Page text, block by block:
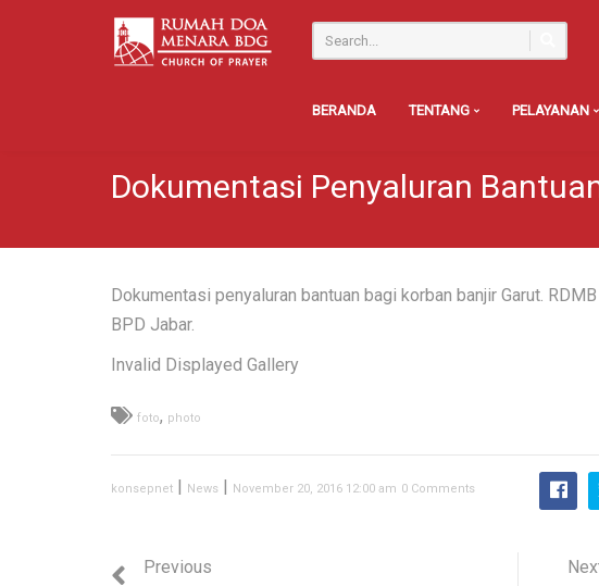
BERANDA TENTANG PELAYANAN
Dokumentasi Penyaluran
Dokumentasi penyaluran bantuan bagi korban banjir Garut.
BPD Jabar.
Invalid Displayed Gallery
foto, photo
konsepnet | News | November 20, 2016 12:00 am 0 Comments
Previous